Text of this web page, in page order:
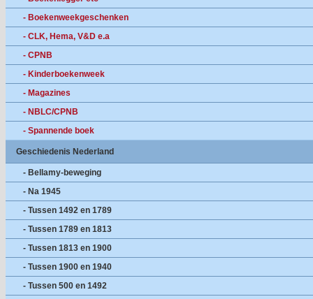
- Boekenweekgeschenken
- CLK, Hema, V&D e.a
- CPNB
- Kinderboekenweek
- Magazines
- NBLC/CPNB
- Spannende boek
Geschiedenis Nederland
- Bellamy-beweging
- Na 1945
- Tussen 1492 en 1789
- Tussen 1789 en 1813
- Tussen 1813 en 1900
- Tussen 1900 en 1940
- Tussen 500 en 1492